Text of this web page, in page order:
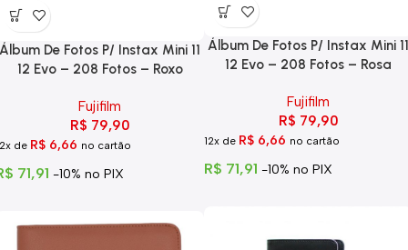
Álbum De Fotos P/ Instax Mini 11
12 Evo – 208 Fotos – Rosa
Fujifilm
R$ 79,90
12x de R$ 6,66 no cartão
R$ 71,91 -10% no PIX
Álbum De Fotos P/ Instax Mini 11
12 Evo – 208 Fotos – Roxo
Fujifilm
R$ 79,90
de R$ 6,66 no cartão
71,91 -10% no PIX